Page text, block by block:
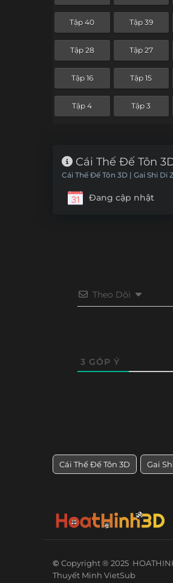
Tập 40 Tập 39
Tập 28 Tập 27
Tập 16 Tập 15
Tập 4 Tập 3
Cái Thế Đế Tôn
Cái Thế Đế Tôn 3D | Gai Shi Di
Đang cập nhật
Theo Dõi
3 GÓP Ý
Cái Thế Đế Tôn 3D Gai
© Copyright ® 2025
Thuyết Minh VietSub